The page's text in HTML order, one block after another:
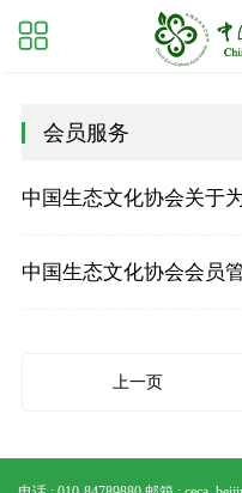
会员服务
中国生态文化协会会员
上一页